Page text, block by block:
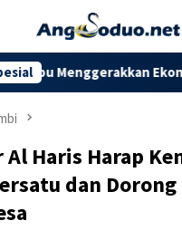
Ekonomi Pelaku
Al Haris Harap
dan